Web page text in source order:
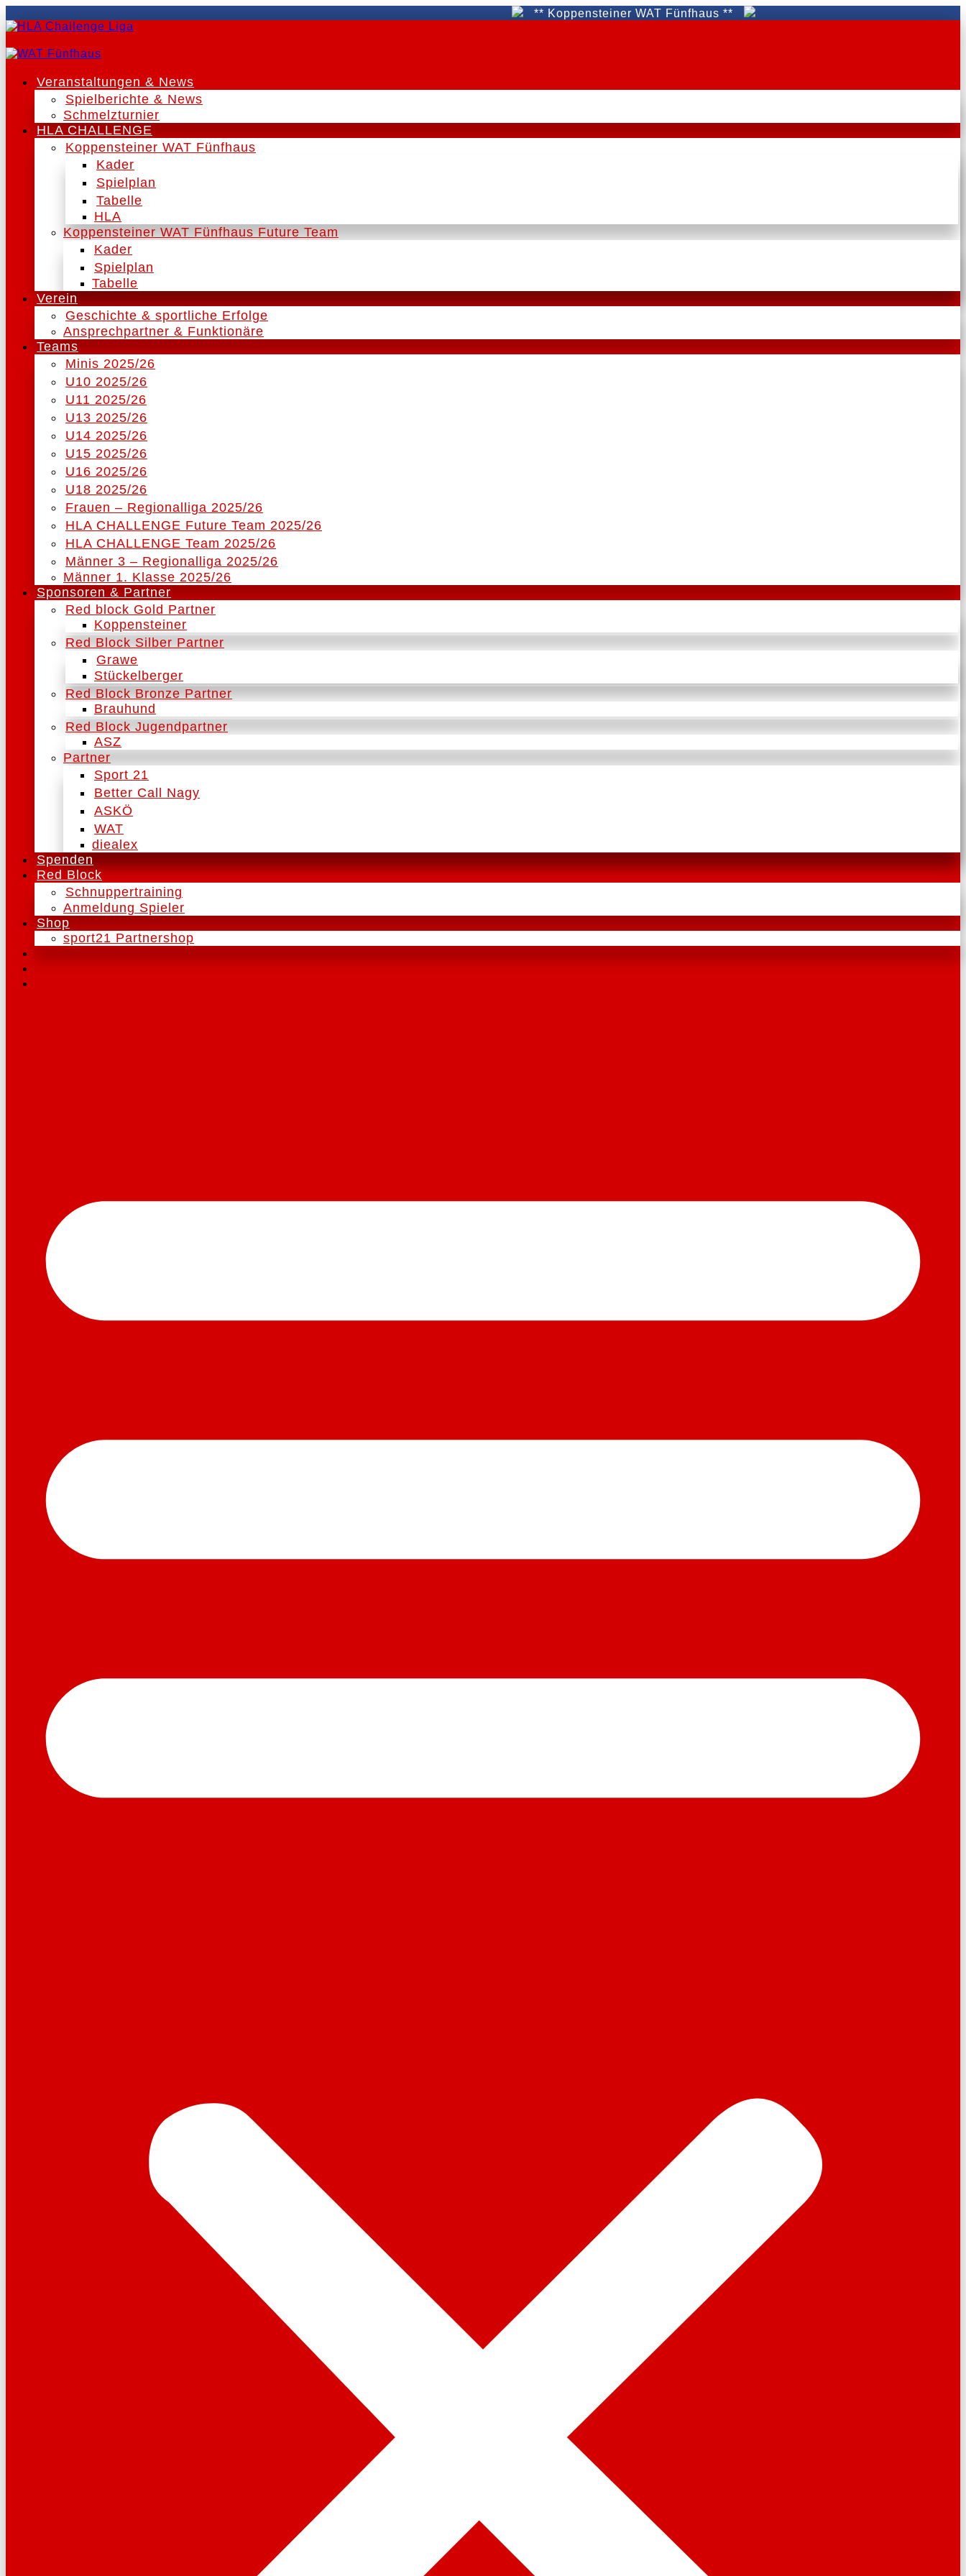
** Koppensteiner WAT Fünfhaus **
Veranstaltungen & News
Spielberichte & News
Schmelzturnier
HLA CHALLENGE
Koppensteiner WAT Fünfhaus
Kader
Spielplan
Tabelle
HLA
Koppensteiner WAT Fünfhaus Future Team
Kader
Spielplan
Tabelle
Verein
Geschichte & sportliche Erfolge
Ansprechpartner & Funktionäre
Teams
Minis 2025/26
U10 2025/26
U11 2025/26
U13 2025/26
U14 2025/26
U15 2025/26
U16 2025/26
U18 2025/26
Frauen – Regionalliga 2025/26
HLA CHALLENGE Future Team 2025/26
HLA CHALLENGE Team 2025/26
Männer 3 – Regionalliga 2025/26
Männer 1. Klasse 2025/26
Sponsoren & Partner
Red block Gold Partner
Koppensteiner
Red Block Silber Partner
Grawe
Stückelberger
Red Block Bronze Partner
Brauhund
Red Block Jugendpartner
ASZ
Partner
Sport 21
Better Call Nagy
ASKÖ
WAT
diealex
Spenden
Red Block
Schnuppertraining
Anmeldung Spieler
Shop
sport21 Partnershop